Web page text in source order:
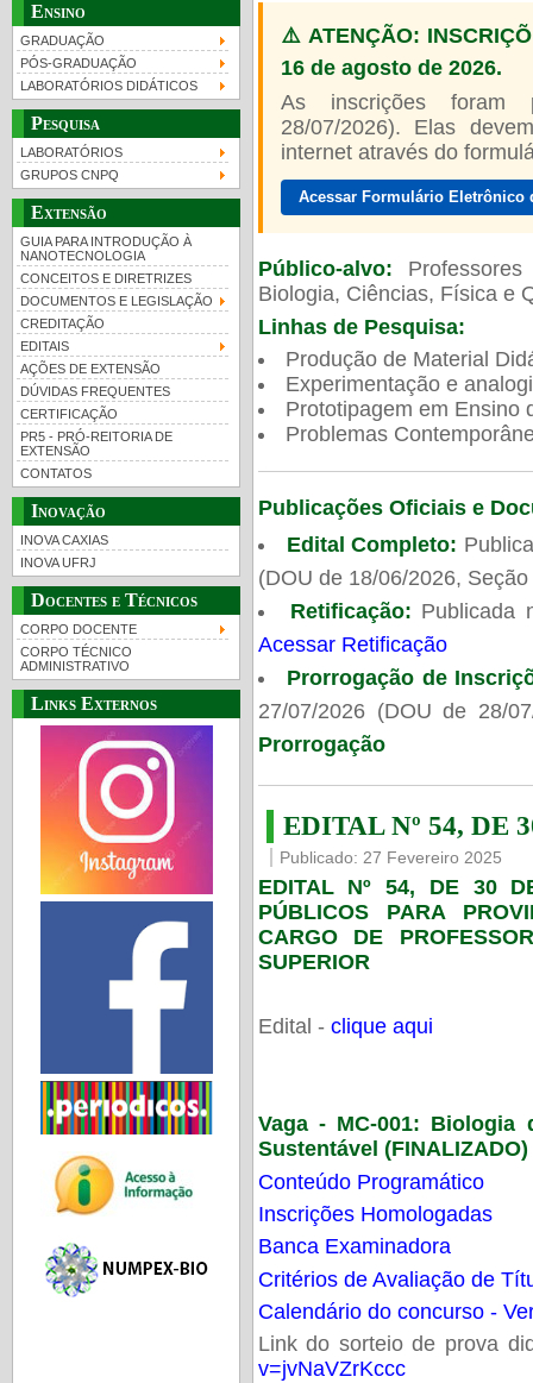
Ensino
GRADUAÇÃO
PÓS-GRADUAÇÃO
LABORATÓRIOS DIDÁTICOS
Pesquisa
LABORATÓRIOS
GRUPOS CNPQ
Extensão
GUIA PARA INTRODUÇÃO À
NANOTECNOLOGIA
CONCEITOS E DIRETRIZES
DOCUMENTOS E LEGISLAÇÃO
CREDITAÇÃO
EDITAIS
AÇÕES DE EXTENSÃO
DÚVIDAS FREQUENTES
CERTIFICAÇÃO
PR5 - PRÓ-REITORIA DE
EXTENSÃO
CONTATOS
Inovação
INOVA CAXIAS
INOVA UFRJ
Docentes e Técnicos
CORPO DOCENTE
CORPO TÉCNICO
ADMINISTRATIVO
Links Externos
⚠️ ATENÇÃO:
16 de agosto de 2026.
As inscrições foram
28/07/2026). Elas
internet através do
Acessar Formulário
Público-alvo:
Biologia, Ciências, Física e
Linhas de Pesquisa:
Produção de Material
Experimentação e
Prototipagem em Ensino
Problemas
Publicações Oficiais e
Edital Completo:
(DOU de 18/06/2026,
Retificação: Publicada
Acessar Retificação
Prorrogação de
27/07/2026 (DOU de 28/
Prorrogação
EDITAL Nº 54, DE
Publicado: 27 Fevereiro 2025
EDITAL Nº 54, DE 30
PÚBLICOS PARA
CARGO DE
SUPERIOR
Edital - clique aqui
Vaga - MC-001: Biologia
Sustentável (FINALIZADO)
Conteúdo Programático
Inscrições Homologadas
Banca Examinadora
Critérios de Avaliação de
Calendário do concurso -
Link do sorteio de prova
v=jvNaVZrKccc